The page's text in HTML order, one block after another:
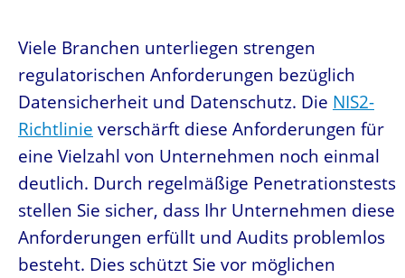
Viele Branchen unterliegen strengen
regulatorischen Anforderungen bezüglich
Datensicherheit und Datenschutz. Die NIS2-
Richtlinie verschärft diese Anforderungen für
eine Vielzahl von Unternehmen noch einmal
deutlich. Durch regelmäßige Penetrationstests
stellen Sie sicher, dass Ihr Unternehmen diese
Anforderungen erfüllt und Audits problemlos
besteht. Dies schützt Sie vor möglichen